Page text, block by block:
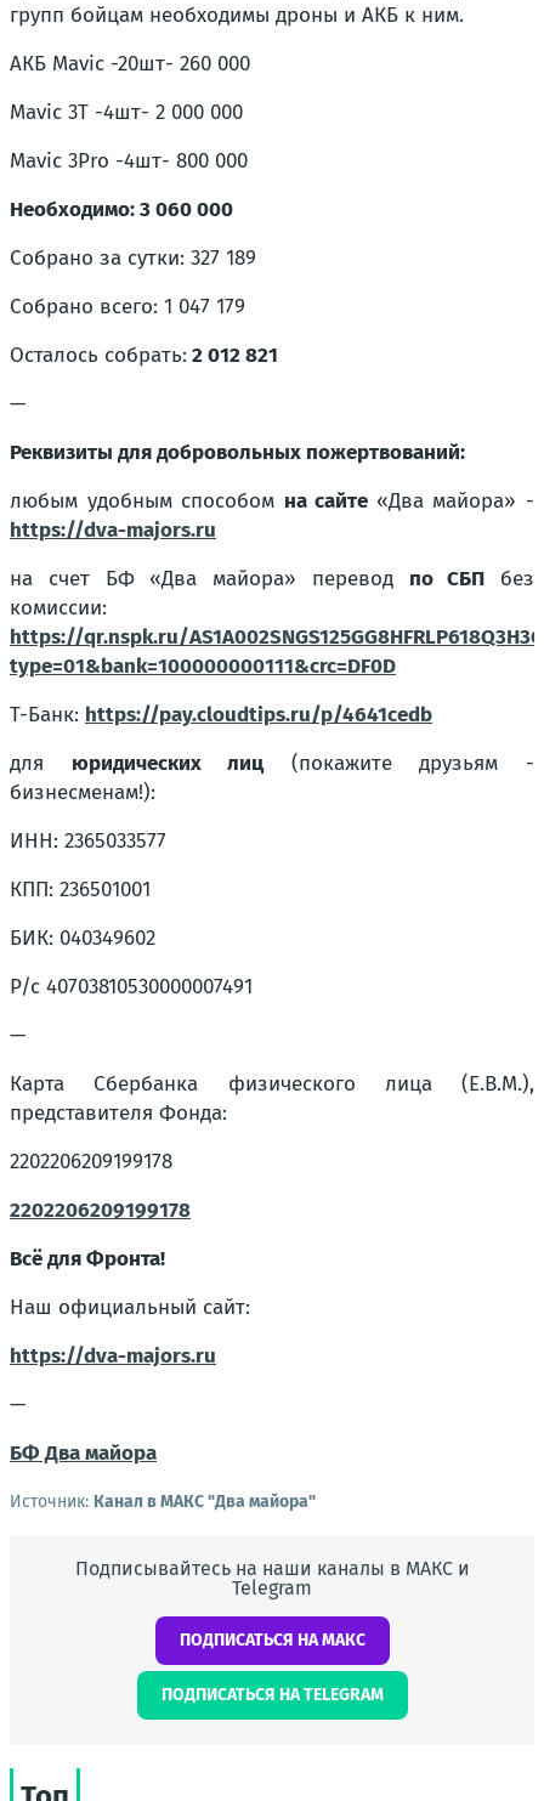
групп бойцам необходимы дроны и АКБ к ним.
АКБ Mavic -20шт- 260 000
Mavic 3Т -4шт- 2 000 000
Mavic 3Pro -4шт- 800 000
Необходимо: 3 060 000
Собрано за сутки: 327 189
Собрано всего: 1 047 179
Осталось собрать: 2 012 821
—
Реквизиты для добровольных пожертвований:
любым удобным способом на сайте «Два майора» -
https://dva-majors.ru
на счет БФ «Два майора» перевод по СБП без
комиссии:
https://qr.nspk.ru/
type=01&bank=100000000111&crc=DF0D
T-Банк: https://pay.cloudtips.ru/p/4641cedb
для юридических лиц(покажите друзьям -
бизнесменам!):
ИНН: 2365033577
КПП: 236501001
БИК: 040349602
Р/с 40703810530000007491
—
Карта Сбербанка физического лица (Е.В.М.),
представителя Фонда:
2202206209199178
2202206209199178
Всё для Фронта!
Наш официальный сайт:
https://dva-majors.ru
—
БФ Два майора
Источник: Канал в МАКС "Два майора"
Подписывайтесь на наши каналы в МАКС и
Telegram
ПОДПИСАТЬСЯ НА МАКС
ПОДПИСАТЬСЯ НА TELEGRAM